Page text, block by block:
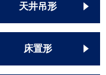
天井吊形
床置形